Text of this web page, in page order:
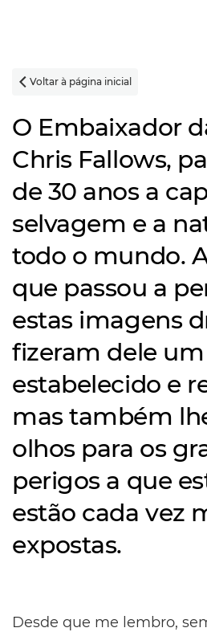
 Voltar à página inicial
O Embaixador
Chris Fallows,
de 30 anos a
selvagem e a
todo o mundo.
que passou a
estas imagens
fizeram dele
estabelecido e
mas também
olhos para os
perigos a que
estão cada vez
expostas.
Desde que me lembro,